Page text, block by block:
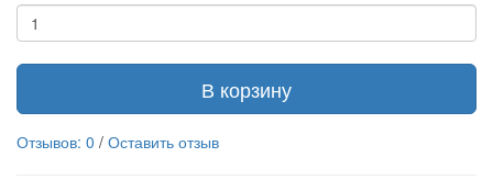
В корзину
Отзывов: 0 / Оставить отзыв